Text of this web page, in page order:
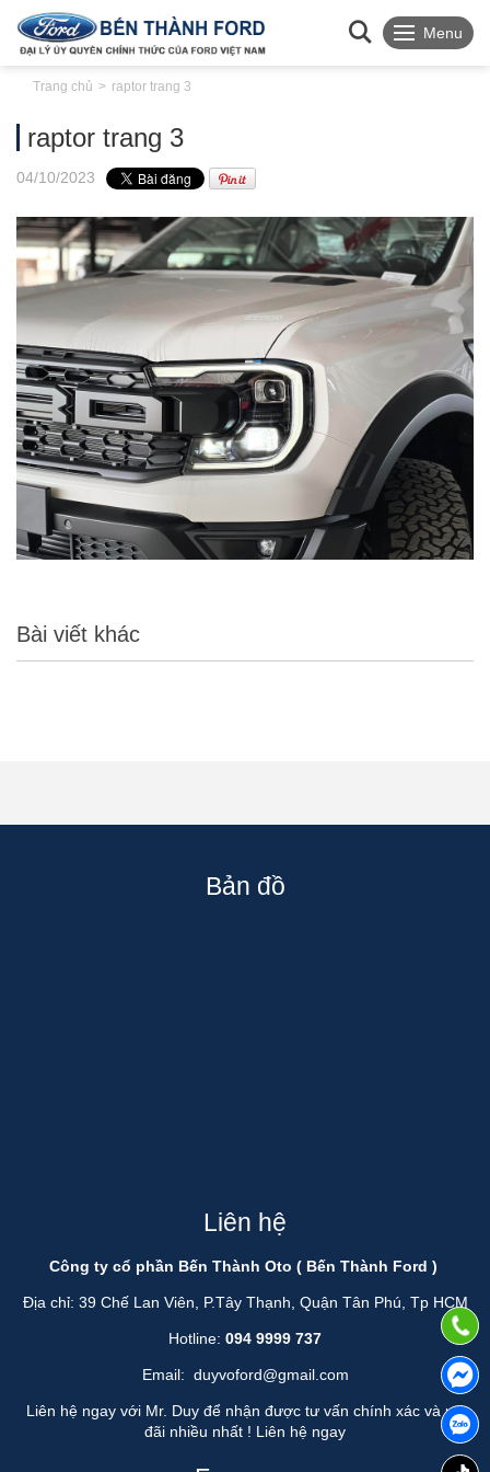
Menu
Trang chủ raptor trang 3
raptor trang 3
04/10/2023
Bài viết khác
Bản đồ
Liên hệ
Công ty cổ phần Bến Thành Oto ( Bến Thành Ford )
Địa chỉ: 39 Chế Lan Viên, P.Tây Thạnh, Quận Tân Phú, Tp HCM
Hotline: 094 9999 737
Email: duyvoford@gmail.com
Liên hệ ngay với Mr. Duy để nhận được tư vấn chính xác và ưu
đãi nhiều nhất ! Liên hệ ngay